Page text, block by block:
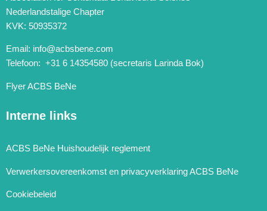
Nederlandstalige Chapter
KVK: 50935372
Email: info@acbsbene.com
Telefoon: +31 6 14354580 (secretaris Larinda Bok)
Flyer ACBS BeNe
Interne links
ACBS BeNe Huishoudelijk reglement
Verwerkersovereenkomst en privacyverklaring ACBS BeNe
Cookiebeleid